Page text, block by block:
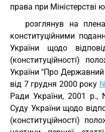
права при Міністерстві
розглянув на
конституційними
України щодо
(конституційності)
України "Про
від 7 грудня 2000 року
Ради України, 2001 р.,
Суду України щодо
(конституційності)